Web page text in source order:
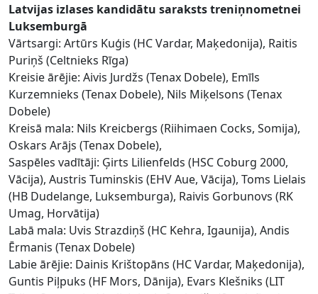
Latvijas izlases kandidātu saraksts treniņnometnei
Luksemburgā
Vārtsargi: Artūrs Kuģis (HC Vardar, Maķedonija), Raitis
Puriņš (Celtnieks Rīga)
Kreisie ārējie: Aivis Jurdžs (Tenax Dobele), Emīls
Kurzemnieks (Tenax Dobele), Nils Miķelsons (Tenax
Dobele)
Kreisā mala: Nils Kreicbergs (Riihimaen Cocks, Somija),
Oskars Arājs (Tenax Dobele),
Saspēles vadītāji: Ģirts Lilienfelds (HSC Coburg 2000,
Vācija), Austris Tuminskis (EHV Aue, Vācija), Toms Lielais
(HB Dudelange, Luksemburga), Raivis Gorbunovs (RK
Umag, Horvātija)
Labā mala: Uvis Strazdiņš (HC Kehra, Igaunija), Andis
Ērmanis (Tenax Dobele)
Labie ārējie: Dainis Krištopāns (HC Vardar, Maķedonija),
Guntis Piļpuks (HF Mors, Dānija), Evars Klešniks (LIT